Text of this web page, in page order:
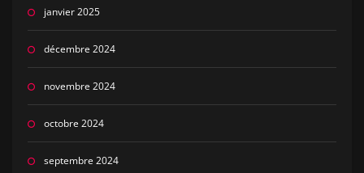
janvier 2025
décembre 2024
novembre 2024
octobre 2024
septembre 2024